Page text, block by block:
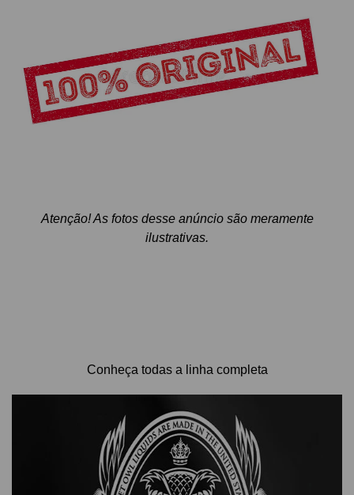
Atenção! As fotos desse anúncio são meramente
ilustrativas.
Conheça todas a linha completa